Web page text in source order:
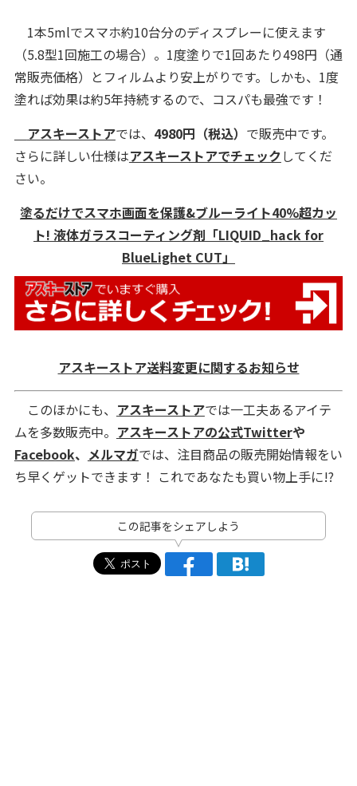
1本5mlでスマホ約10台分のディスプレーに使えます
（5.8型1回施工の場合）。1度塗りで1回あたり498円（通
常販売価格）とフィルムより安上がりです。しかも、1度
塗れば効果は約5年持続するので、コスパも最強です！
アスキーストアでは、 4980円 （税込） で販売中です。
さらに詳しい仕様はアスキーストアでチェックしてくだ
さい。
塗るだけでスマホ画面を保護&ブルーライト40%超カッ
ト! 液体ガラスコーティング剤「LIQUID_hack for
BlueLighet CUT」
アスキーストア送料変更に関するお知らせ
このほかにも、 アスキーストアでは一工夫あるアイテ
ムを多数販売中。 アスキーストアの公式Twitterや
Facebook、 メルマガでは、注目商品の販売開始情報をい
ち早くゲットできます！ これであなたも買い物上手に!?
この記事をシェアしよう